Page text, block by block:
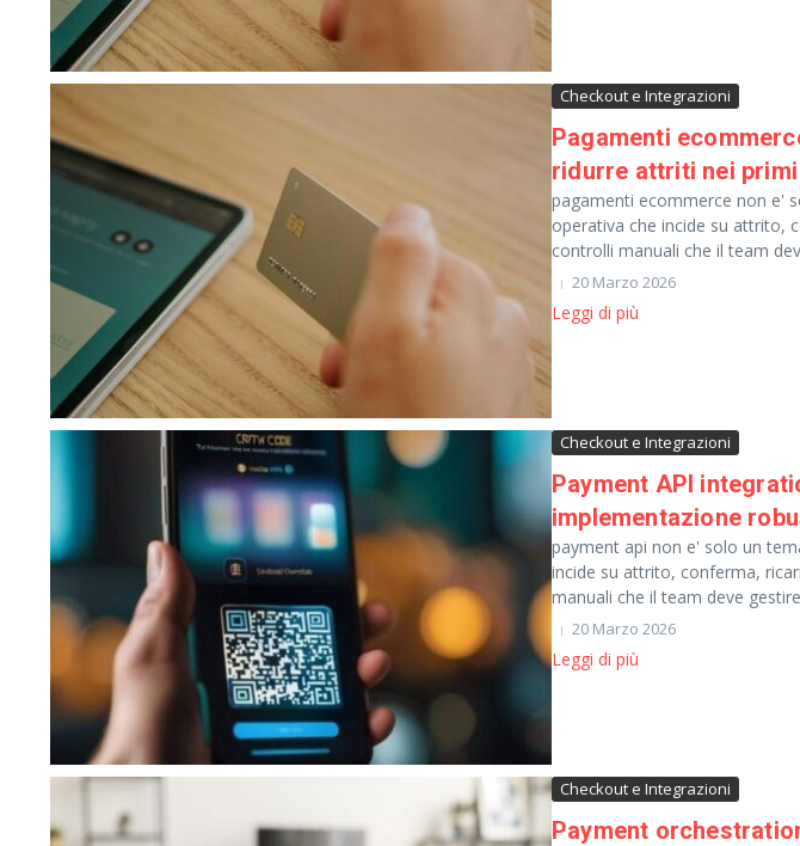
Checkout e Integrazioni
Pagamenti
ridurre attriti nei
pagamenti ecommerce non e'
operativa che incide su attrito,
controlli manuali che il team
20 Marzo 2026
Leggi di più
Checkout e Integrazioni
Payment API
implementazione
payment api non e' solo un
incide su attrito, conferma,
manuali che il team deve
20 Marzo 2026
Leggi di più
Checkout e Integrazioni
Payment